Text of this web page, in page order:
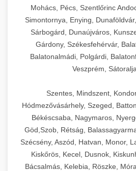
Mohács, Pécs, Szentlőrinc
Simontornya, Enying,
Sárbogárd, Dunaújváros,
Gárdony, Székesfehérvár,
Balatonalmádi, Polgárdi,
Veszprém,
Szentes, Mindszent,
Hódmezővásárhely, Szeged,
Békéscsaba, Nagymaros,
Göd,Szob, Rétság,
Szécsény, Aszód, Hatvan, Monor,
Kiskőrös, Kecel, Dusnok,
Bácsalmás, Kelebia, Röszke,